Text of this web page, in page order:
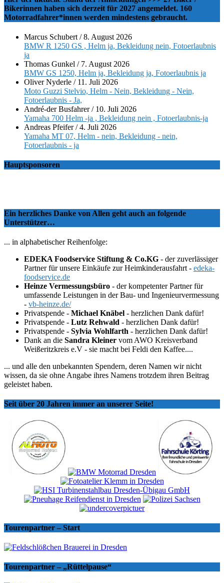
Bikerinnen haben sich derzeit für 2027 angemeldet. 160
Motorradfahrer*innen werden mindestens gebraucht.
Marcus Schubert /8. August 2026
BMW R 1250 GS , Helm ja, Bekleidung nein, Fotoerlaubnis
ja
Thomas Gunkel / 7. August 2026
BMW GS 1250, Helm ja, Bekleidung ja, Fotoerlaubnis ja
Oliver Nyderle / 11. Juli 2026
Moto Guzzi Stelvio, Helm - Nein, Bekleidung - Nein,
Fotoerlaubnis - Ja,
André-der Busfahrer/ 10. Juli 2026
Yamaha 700 Helm -ja , Bekleidung nein , Fotoerlaubnis-ja
Andreas Pfeifer/4. Juli 2026
Yamaha MT 07, Helm - nein, Bekleidung - nein,
Fotoerlaubnis - ja
Hauptsponsoren
Ein herzliches Danke von Allen geht auch an folgende
Unterstützer…
... in alphabetischer Reihenfolge:
EDEKA Foodservice Stiftung & Co.KG - der zuverlässiger
Partner für unsere Einkäufe zur Heimkinderausfahrt - edeka-
foodservice.de
Heinze Vermessungsbüro - der kompetenter Partner für
umfassende Leistungen in der Bau- und Ingenieurvermessung
- vb-heinze.de/
Privatspende - Michael Knäbel - herzlichen Dank dafür!
Privatspende - Lutz Rehwald - herzlichen Dank dafür!
Privatspende - Sylvia Wohlfarth - herzlichen Dank dafür!
Dank an die Sandra Kleiner vom AWO Kreisverband
Weißeritzkreis e.V - sie macht bei Feldi den Kaffee....
... und alle den unbekannten Spendern, deren Namen wir nicht
wissen, da sie ohne Angabe ihres Namens trotzdem ihren Beitrag
geleistet haben.
Seit über 20 Jahren immer an unserer Seite!
Tourenpartner – Start
Tourenpartner – „Rüttelpause“